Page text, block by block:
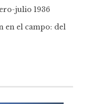
julio 1936
en el campo: del